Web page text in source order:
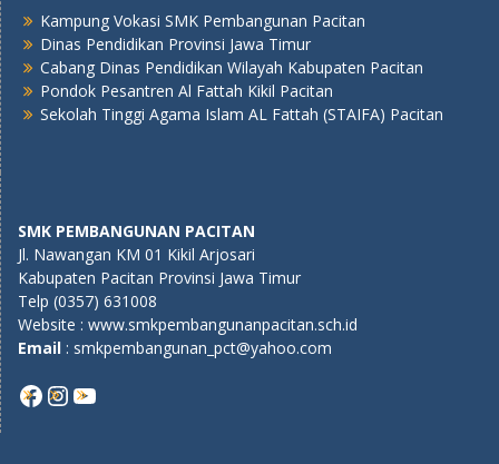
Kampung Vokasi SMK Pembangunan Pacitan
Dinas Pendidikan Provinsi Jawa Timur
Cabang Dinas Pendidikan Wilayah Kabupaten Pacitan
Pondok Pesantren Al Fattah Kikil Pacitan
Sekolah Tinggi Agama Islam AL Fattah (STAIFA) Pacitan
SMK PEMBANGUNAN PACITAN
Jl. Nawangan KM 01 Kikil Arjosari
Kabupaten Pacitan Provinsi Jawa Timur
Telp (0357) 631008
Website : www.smkpembangunanpacitan.sch.id
Email : smkpembangunan_pct@yahoo.com